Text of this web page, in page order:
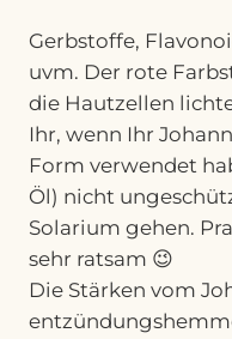
Gerbstoffe,
uvm. Der rote
die Hautzellen
Ihr, wenn Ihr
Form verwendet
Öl) nicht
Solarium gehen.
sehr ratsam 😉
Die Stärken vom